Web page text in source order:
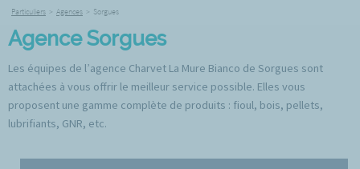
Particuliers > Agences > Sorgues
Agence Sorgues
Les équipes de l’agence Charvet La Mure Bianco de Sorgues sont
attachées à vous offrir le meilleur service possible. Elles vous
proposent une gamme complète de produits : fioul, bois, pellets,
lubrifiants, GNR, etc.